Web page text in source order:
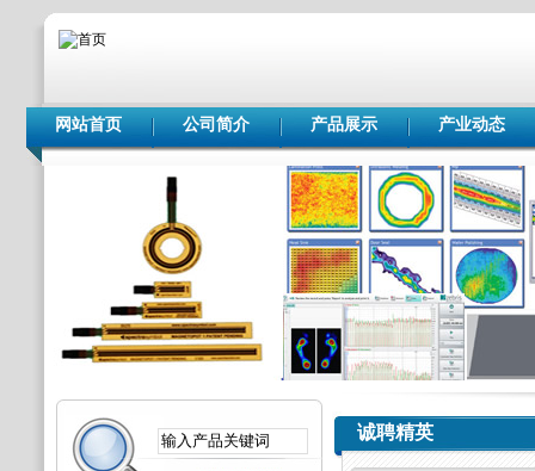
网站首页 公司简介 产品展示 产业动态
诚聘精英